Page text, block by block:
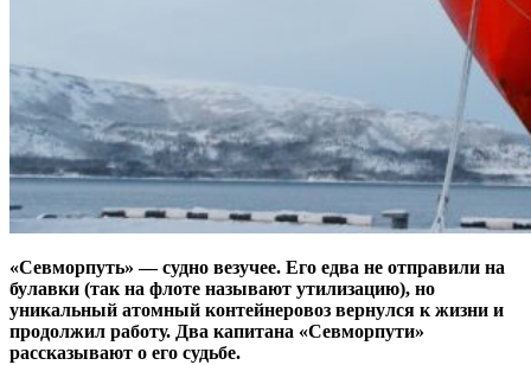
«Севморпуть» — судно везучее. Его едва не отправили на
булавки (так на флоте называют утилизацию), но
уникальный атомный контейнеровоз вернулся к жизни и
продолжил работу. Два капитана «Севморпути»
рассказывают о его судьбе.